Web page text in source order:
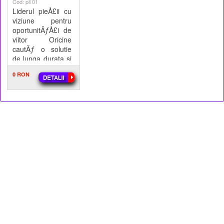
Liderul pieÅ£ii cu
viziune pentru
oportunitÄƒÅ£i de
viitor Oricine
cautÄƒ o solutie
de lunga durata si
o calitate
superioara pentru
0 RON